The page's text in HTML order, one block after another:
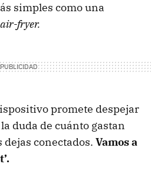
simples como una
air-fryer.
promete despejar
duda de cuánto gastan
conectados. Vamos a